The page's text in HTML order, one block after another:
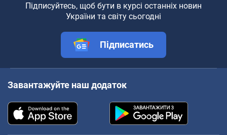
Підписуйтесь, щоб бути в курсі останніх новин
України та світу сьогодні
Підписатись
Завантажуйте наш додаток